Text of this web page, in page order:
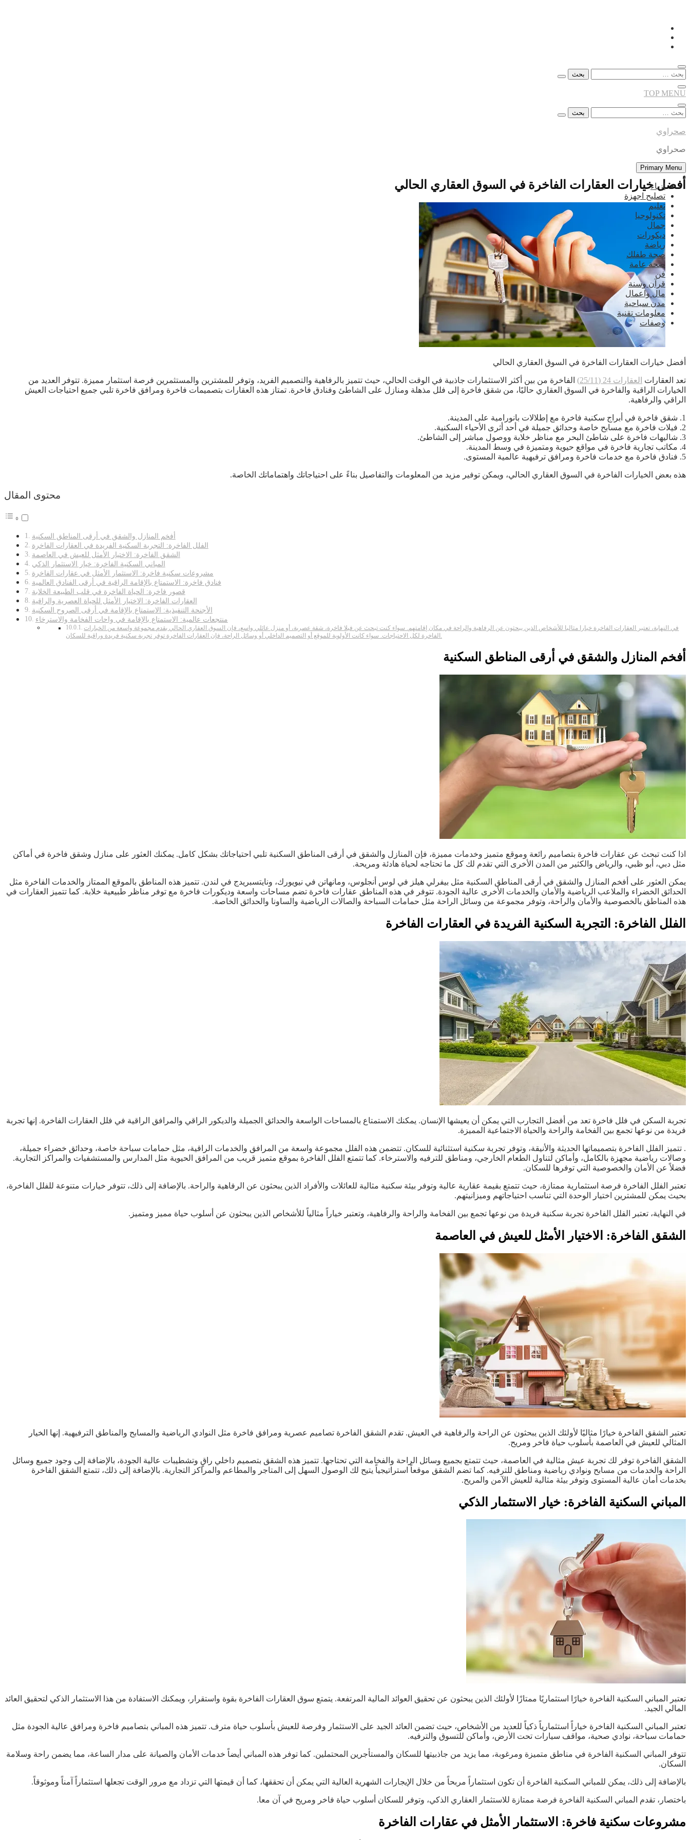
Skip
content
البحث
TOP MENU
البحث
صحراوي
صحراوي
Primary Menu
ازياء
تصليح اجهزة
تعليم
تكنولوجيا
جمال
ديكورات
رياضة
صحة طفلك
صحة عامة
فن
قرآن وسنة
مال واعمال
مدن سياحية
معلومات تقنية
وصفات
أفضل خيارات العقارات الفاخرة في السوق العقاري الحالي
أفضل خيارات العقارات الفاخرة في السوق العقاري الحالي
تعد العقارات العقارات 24 (25/11)
الفاخرة من بين أكثر الاستثمارات جاذبية في الوقت الحالي، حيث تتميز بالرفاهية والتصميم الفريد، وتوفر للمشترين والمستثمرين فرصة استثمار مميزة. تتوفر العديد من
الخيارات الراقية والفاخرة في السوق العقاري حاليًا، من شقق فاخرة إلى فلل مذهلة ومنازل على الشاطئ وفنادق فاخرة. تمتاز هذه العقارات بتصميمات فاخرة ومرافق فاخرة تلبي جميع احتياجات العيش
الراقي والرفاهية.
1. شقق فاخرة في أبراج سكنية فاخرة مع إطلالات بانورامية على المدينة.
2. فيلات فاخرة مع مسابح خاصة وحدائق جميلة في أحد أثرى الأحياء السكنية.
3. شاليهات فاخرة على شاطئ البحر مع مناظر خلابة ووصول مباشر إلى الشاطئ.
4. مكاتب تجارية فاخرة في مواقع حيوية ومتميزة في وسط المدينة.
5. فنادق فاخرة مع خدمات فاخرة ومرافق ترفيهية عالمية المستوى.
هذه بعض الخيارات الفاخرة في السوق العقاري الحالي، ويمكن توفير مزيد من المعلومات والتفاصيل بناءً على احتياجاتك واهتماماتك الخاصة.
محتوى المقال
أفخم المنازل والشقق في أرقى المناطق السكنية
الفلل الفاخرة: التجربة السكنية الفريدة في العقارات الفاخرة
الشقق الفاخرة: الاختيار الأمثل للعيش في العاصمة
المباني السكنية الفاخرة: خيار الاستثمار الذكي
مشروعات سكنية فاخرة: الاستثمار الأمثل في عقارات الفاخرة
فنادق فاخرة: الاستمتاع بالإقامة الراقية في أرقى الفنادق العالمية
قصور فاخرة: الحياة الفاخرة في قلب الطبيعة الخلابة
العقارات الفاخرة: الاختيار الأمثل للحياة العصرية والراقية
الأجنحة التنفيذية: الاستمتاع بالإقامة في أرقى الصروح السكنية
منتجعات عالمية: الاستمتاع بالإقامة في واحات الفخامة والاسترخاء
في النهاية، تعتبر العقارات الفاخرة خيارا مثاليا للأشخاص الذين يبحثون عن الرفاهية والراحة في مكان إقامتهم. سواء كنت تبحث عن فيلا فاخرة، شقة عصرية، أو منزل عائلي واسع، فإن السوق العقاري الحالي يقدم مجموعة واسعة من الخيارات
الفاخرة لكل الاحتياجات. سواء كانت الأولوية للموقع أو التصميم الداخلي أو وسائل الراحة، فإن العقارات الفاخرة توفر تجربة سكنية فريدة وراقية للسكان.
أفخم المنازل والشقق في أرقى المناطق السكنية
اذا كنت تبحث عن عقارات فاخرة بتصاميم رائعة وموقع متميز وخدمات مميزة، فإن المنازل والشقق في أرقى المناطق السكنية تلبي احتياجاتك بشكل كامل. يمكنك العثور على منازل وشقق فاخرة في أماكن
مثل دبي، أبو ظبي، والرياض والكثير من المدن الأخرى التي تقدم لك كل ما تحتاجه لحياة هادئة ومريحة.
يمكن العثور على أفخم المنازل والشقق في أرقى المناطق السكنية مثل بيفرلي هيلز في لوس أنجلوس، ومانهاتن في نيويورك، ونايتسبريدج في لندن. تتميز هذه المناطق بالموقع الممتاز والخدمات الفاخرة مثل
الحدائق الخضراء والملاعب الرياضية والأمان والخدمات الأخرى عالية الجودة. تتوفر في هذه المناطق عقارات فاخرة تضم مساحات واسعة وديكورات فاخرة مع توفر مناظر طبيعية خلابة. كما تتميز العقارات في
هذه المناطق بالخصوصية والأمان والراحة، وتوفر مجموعة من وسائل الراحة مثل حمامات السباحة والصالات الرياضية والساونا والحدائق الخاصة.
الفلل الفاخرة: التجربة السكنية الفريدة في العقارات الفاخرة
تجربة السكن في فلل فاخرة تعد من أفضل التجارب التي يمكن أن يعيشها الإنسان. يمكنك الاستمتاع بالمساحات الواسعة والحدائق الجميلة والديكور الراقي والمرافق الراقية في فلل العقارات الفاخرة. إنها تجربة
فريدة من نوعها تجمع بين الفخامة والراحة والحياة الاجتماعية المميزة.
. تتميز الفلل الفاخرة بتصميماتها الحديثة والأنيقة، وتوفر تجربة سكنية استثنائية للسكان. تتضمن هذه الفلل مجموعة واسعة من المرافق والخدمات الراقية، مثل حمامات سباحة خاصة، وحدائق خضراء جميلة،
وصالات رياضية مجهزة بالكامل، وأماكن لتناول الطعام الخارجي، ومناطق للترفيه والاسترخاء. كما تتمتع الفلل الفاخرة بموقع متميز قريب من المرافق الحيوية مثل المدارس والمستشفيات والمراكز التجارية.
فضلاً عن الأمان والخصوصية التي توفرها للسكان.
تعتبر الفلل الفاخرة فرصة استثمارية ممتازة، حيث تتمتع بقيمة عقارية عالية وتوفر بيئة سكنية مثالية للعائلات والأفراد الذين يبحثون عن الرفاهية والراحة. بالإضافة إلى ذلك، تتوفر خيارات متنوعة للفلل الفاخرة،
بحيث يمكن للمشترين اختيار الوحدة التي تناسب احتياجاتهم وميزانيتهم.
في النهاية، تعتبر الفلل الفاخرة تجربة سكنية فريدة من نوعها تجمع بين الفخامة والراحة والرفاهية، وتعتبر خياراً مثالياً للأشخاص الذين يبحثون عن أسلوب حياة مميز ومتميز.
الشقق الفاخرة: الاختيار الأمثل للعيش في العاصمة
تعتبر الشقق الفاخرة خيارًا مثاليًا لأولئك الذين يبحثون عن الراحة والرفاهية في العيش. تقدم الشقق الفاخرة تصاميم عصرية ومرافق فاخرة مثل النوادي الرياضية والمسابح والمناطق الترفيهية. إنها الخيار
المثالي للعيش في العاصمة بأسلوب حياة فاخر ومريح.
الشقق الفاخرة توفر لك تجربة عيش مثالية في العاصمة، حيث تتمتع بجميع وسائل الراحة والفخامة التي تحتاجها. تتميز هذه الشقق بتصميم داخلي راقٍ وتشطيبات عالية الجودة، بالإضافة إلى وجود جميع وسائل
الراحة والخدمات من مسابح ونوادي رياضية ومناطق للترفيه. كما تضم الشقق موقعاً استراتيجياً يتيح لك الوصول السهل إلى المتاجر والمطاعم والمراكز التجارية. بالإضافة إلى ذلك، تتمتع الشقق الفاخرة
بخدمات أمان عالية المستوى وتوفر بيئة مثالية للعيش الآمن والمريح.
المباني السكنية الفاخرة: خيار الاستثمار الذكي
تعتبر المباني السكنية الفاخرة خيارًا استثماريًا ممتازًا لأولئك الذين يبحثون عن تحقيق العوائد المالية المرتفعة. يتمتع سوق العقارات الفاخرة بقوة واستقرار، ويمكنك الاستفادة من هذا الاستثمار الذكي لتحقيق العائد
المالي الجيد.
تعتبر المباني السكنية الفاخرة خياراً استثمارياً ذكياً للعديد من الأشخاص، حيث تضمن العائد الجيد على الاستثمار وفرصة للعيش بأسلوب حياة مترف. تتميز هذه المباني بتصاميم فاخرة ومرافق عالية الجودة مثل
حمامات سباحة، نوادي صحية، مواقف سيارات تحت الأرض، وأماكن للتسوق والترفيه.
تتوفر المباني السكنية الفاخرة في مناطق متميزة ومرغوبة، مما يزيد من جاذبيتها للسكان والمستأجرين المحتملين. كما توفر هذه المباني أيضاً خدمات الأمان والصيانة على مدار الساعة، مما يضمن راحة وسلامة
السكان.
بالإضافة إلى ذلك، يمكن للمباني السكنية الفاخرة أن تكون استثماراً مربحاً من خلال الإيجارات الشهرية العالية التي يمكن أن تحققها، كما أن قيمتها التي تزداد مع مرور الوقت تجعلها استثماراً آمناً وموثوقاً.
باختصار، تقدم المباني السكنية الفاخرة فرصة ممتازة للاستثمار العقاري الذكي، وتوفر للسكان أسلوب حياة فاخر ومريح في آن معا.
مشروعات سكنية فاخرة: الاستثمار الأمثل في عقارات الفاخرة